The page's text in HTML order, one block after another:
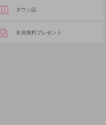
タウン誌
全員無料プレゼント